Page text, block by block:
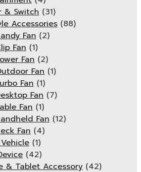
& Switch (31)
Accessories (88)
Fan (2)
Fan (1)
Fan (2)
Fan (1)
Fan (1)
Fan (7)
Fan (1)
Fan (12)
Fan (4)
(1)
(42)
& Tablet Accessory (42)